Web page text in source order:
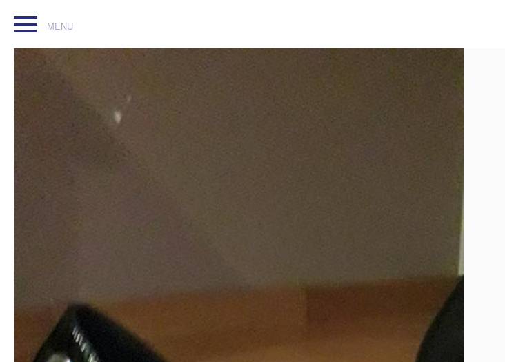
Superbes chaussures à talon vernies noires, jamais mises, pointure 37. #chaussures